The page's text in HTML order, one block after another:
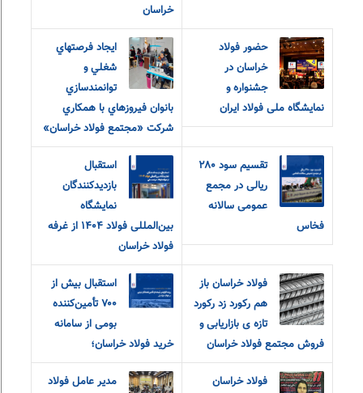
خراسان
حضور فولاد
خراسان در
جشنواره و
نمایشگاه ملی فولاد ایران
ايجاد فرصتهاي
شغلي و
توانمندسازي
بانوان فيروزهاي با همکاري
شرکت «مجتمع فولاد خراسان»
تقسیم سود ۲۸۰
ریالی در مجمع
عمومی سالانه
فخاس
استقبال
بازدیدکنندگان
نمایشگاه
بین‌المللی فولاد ۱۴۰۴ از غرفه
فولاد خراسان
فولاد خراسان باز
هم رکورد زد رکورد
تازه ی بازاریابی و
فروش مجتمع فولاد خراسان
استقبال بیش از
۷۰۰ تأمین‌کننده
بومی از سامانه
خرید فولاد خراسان؛
فولاد خراسان
مدیر عامل فولاد